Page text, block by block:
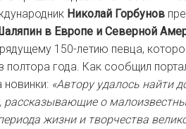
Николай Горбунов
в Европе и Северной
150-летию певца,
полтора года. Как сообщил
«Автору удалось найти
рассказывающие о
жизни и творчества